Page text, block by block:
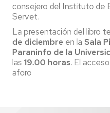
consejero del Instituto de
Servet.
La presentación del libro
de diciembre en la Sala
Paraninfo de la
las 19.00 horas. El
aforo